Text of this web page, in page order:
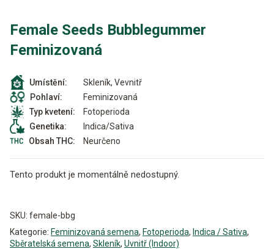
Female Seeds Bubblegummer
Feminizovaná
Umístění:
Skleník, Vevnitř
Pohlaví:
Feminizovaná
Typ kvetení:
Fotoperioda
Genetika:
Indica/Sativa
Obsah THC:
Neurčeno
Tento produkt je momentálně nedostupný.
SKU: female-bbg
Kategorie: Feminizovaná semena, Fotoperioda, Indica / Sativa,
Sběratelská semena, Skleník, Uvnitř (Indoor)